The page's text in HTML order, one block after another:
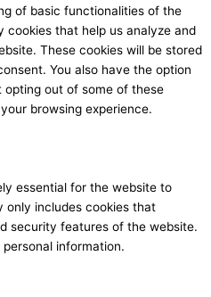
of basic functionalities of the
cookies that help us analyze and
These cookies will be stored
You also have the option
out of some of these
browsing experience.
essential for the website to
only includes cookies that
security features of the website.
information.